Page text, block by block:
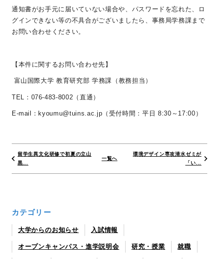
通知書がお手元に届いていない場合や、パスワードを忘れた、ロ
グインできない等の不具合がございましたら、事務局学務課まで
お問い合わせください。
【本件に関するお問い合わせ先】
富山国際大学 教育研究部 学務課（教務担当）
TEL ： 076-483-8002 （直通）
E-mail ： kyoumu@tuins.ac.jp （受付時間：平日 8:30 ～ 17:00 ）
留学生異文化研修で初夏の立山
黒...
一覧へ
環境デザイン専攻清水ゼミが
「い...
カテゴリー
大学からのお知らせ 入試情報
オープンキャンパス・進学説明会 研究・授業 就職